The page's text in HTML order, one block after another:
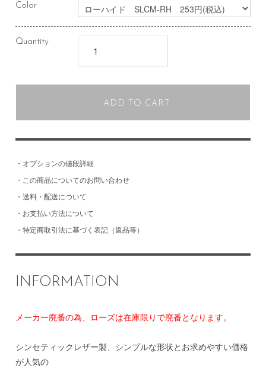
Color
Quantity
ADD TO CART
・ オプションの値段詳細
・ この商品についてのお問い合わせ
・ 送料・配送について
・ お支払い方法について
・ 特定商取引法に基づく表記（返品等）
INFORMATION
メーカー廃番の為、ローズは在庫限りで廃番となります。
シンセティックレザー製、シンプルな形状とお求めやすい価格
が人気の